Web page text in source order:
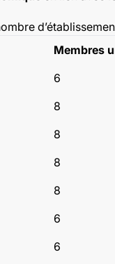
Membres
6
8
8
8
8
6
6